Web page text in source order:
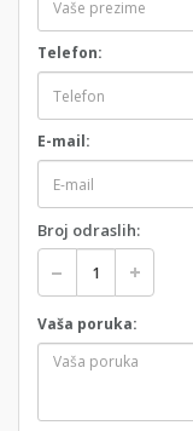
Telefon:
E-mail:
Broj odraslih:
Vaša poruka: